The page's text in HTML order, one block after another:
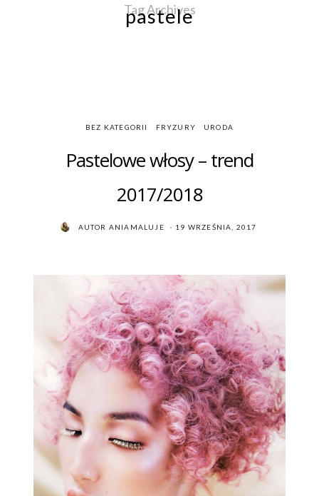
Tag Archives
pastele
BEZ KATEGORII FRYZURY URODA
Pastelowe włosy – trend
2017/2018
AUTOR ANIAMALUJE
POSTED
19 WRZEŚNIA, 2017